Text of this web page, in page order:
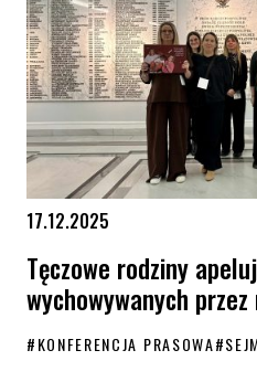
17.12.2025
Tęczowe rodziny
wychowywanych
#KONFERENCJA PRASOWA#